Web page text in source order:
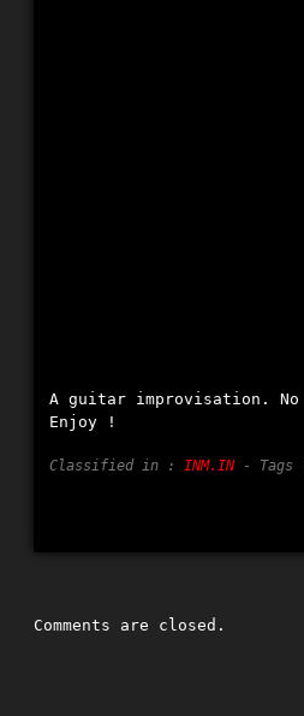
A guitar improvisation.
Enjoy !
Classified in : INM.IN- Tags
Comments are closed.